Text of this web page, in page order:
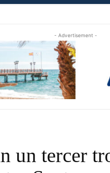
- Advertisement -
un tercer